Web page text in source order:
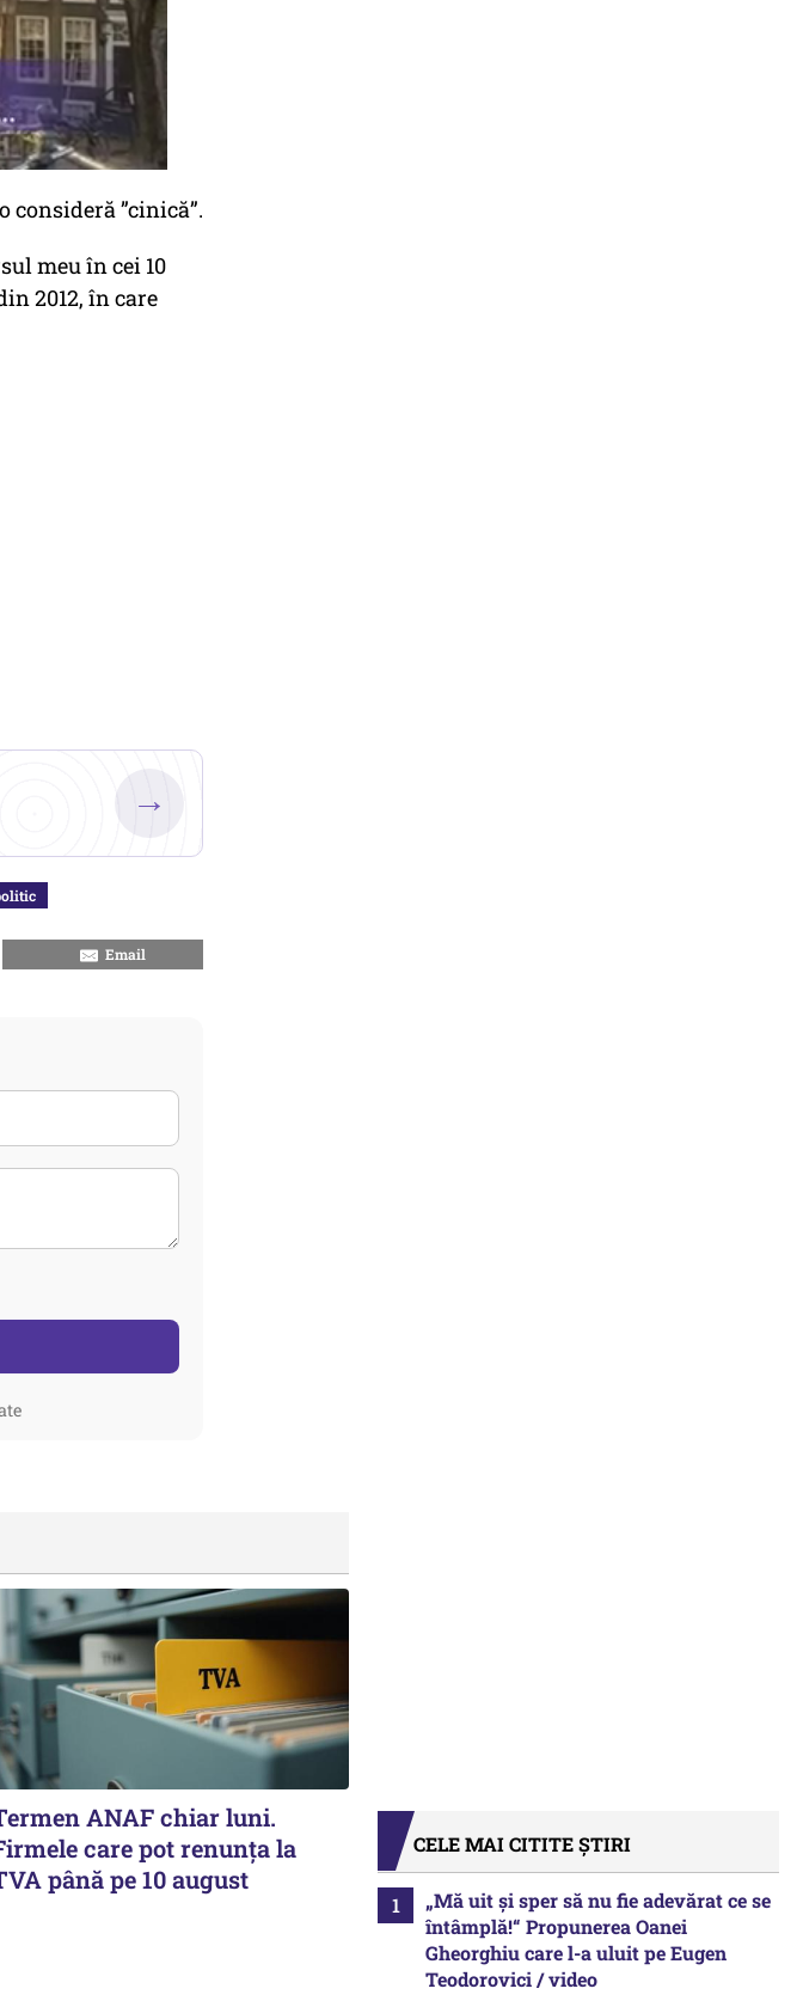
consideră ”cinică”.
meu în cei 10
2012, în care
→
Email
ANAF chiar luni.
care pot renunța la
până pe 10 august
CELE MAI CITITE ȘTIRI
„Mă uit și sper să nu fie adevărat ce se
întâmplă!“ Propunerea Oanei
Gheorghiu care l-a uluit pe Eugen
Teodorovici / video